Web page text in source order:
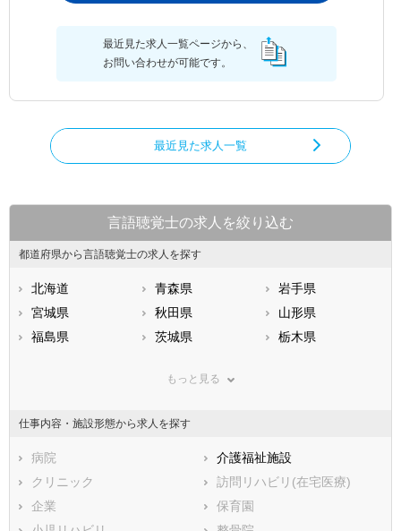
最近見た求人一覧ページから、
お問い合わせが可能です。
最近見た求人一覧
言語聴覚士の求人を絞り込む
都道府県から言語聴覚士の求人を探す
北海道 青森県
岩手県
宮城県
秋田県
山形県
福島県
茨城県
栃木県
神奈川県
石川県
福井県
静岡県
三重県
滋賀県
大阪府
兵庫県
もっと見る
仕事内容・施設形態から求人を探す
病院
介護福祉施設
クリニック
訪問リハビリ(在宅医療)
企業
保育園